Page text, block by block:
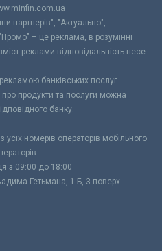
партнерів", "Актуально",
– це реклама, в розумінні
реклами відповідальність несе
банківських послуг.
продукти та послуги можна
банку.
усіх номерів операторів мобільного
з 09:00 до 18:00
Гетьмана, 1-Б, 3 поверх